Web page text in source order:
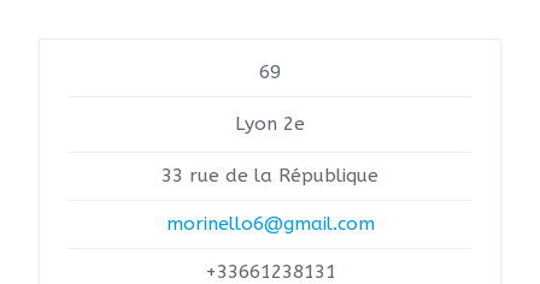
69
Lyon 2e
33 rue de la République
morinello6@gmail.com
+33661238131